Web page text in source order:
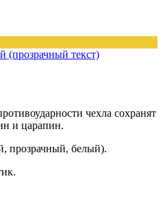
чехла сохранят
и царапин.
прозрачный, белый).